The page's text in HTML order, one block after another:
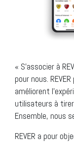
« S’associer à
pour nous.
améliorent
utilisateurs à
Ensemble, nous
REVER a pour